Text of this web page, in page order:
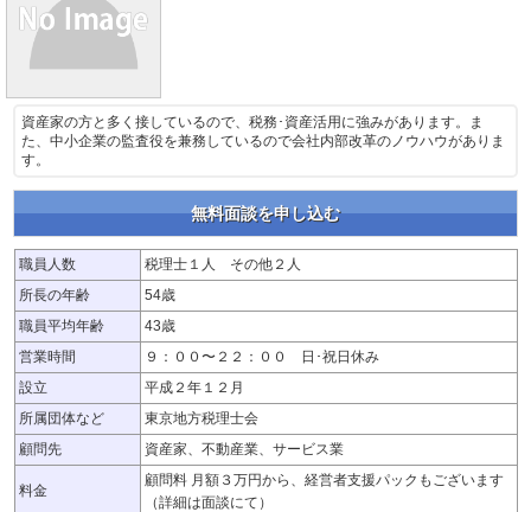
資産家の方と多く接しているので、税務･資産活用に強みがあります。ま
た、中小企業の監査役を兼務しているので会社内部改革のノウハウがありま
す。
無料面談を申し込む
職員人数
税理士１人 その他２人
所長の年齢
54歳
職員平均年齢
43歳
営業時間
９：００〜２２：００ 日･祝日休み
設立
平成２年１２月
所属団体など
東京地方税理士会
顧問先
資産家、不動産業、サービス業
料金
顧問料 月額３万円から、経営者支援パックもございます
（詳細は面談にて）